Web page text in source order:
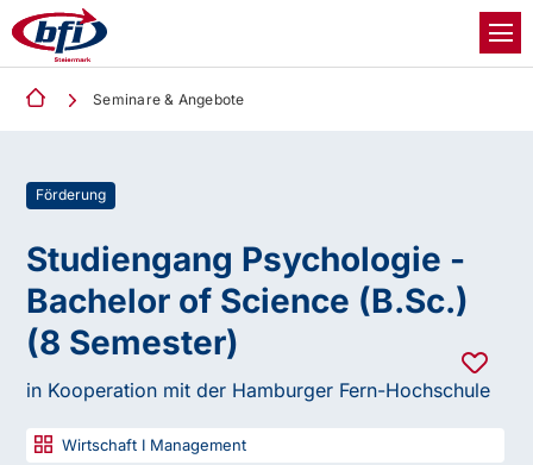
Seminare & Angebote
Förderung
Studiengang Psychologie -
Bachelor of Science (B.Sc.)
(8 Semester)
in Kooperation mit der Hamburger Fern-Hochschule
Wirtschaft I Management